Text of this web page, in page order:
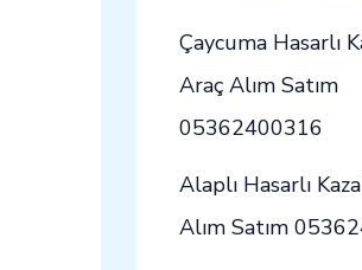
Çaycuma Hasarlı
Araç Alım Satım
05362400316
Alaplı Hasarlı
Alım Satım